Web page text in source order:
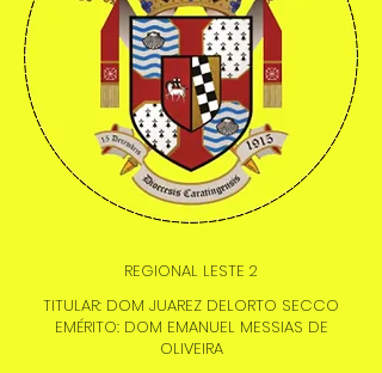
REGIONAL LESTE 2
TITULAR: DOM JUAREZ DELORTO SECCO
EMÉRITO: DOM EMANUEL MESSIAS DE
OLIVEIRA